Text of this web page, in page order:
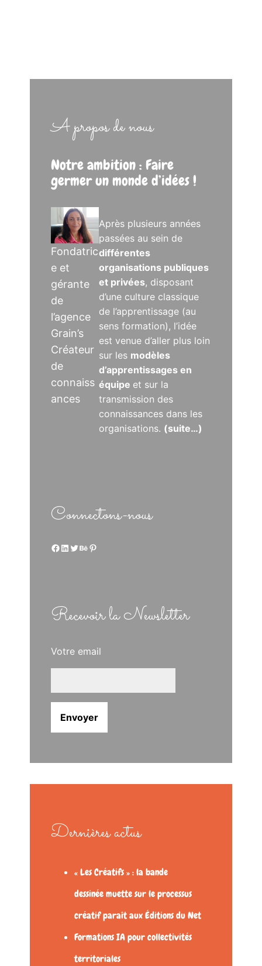
A propos de nous
Notre ambition : Faire
germer un monde d’idées !
Fondatric
e et
gérante
de
l’agence
Grain’s
Créateur
de
connaiss
ances
Après plusieurs années
passées au sein de
différentes
organisations publiques
et privées, disposant
d’une culture classique
de l’apprentissage (au
sens formation), l’idée
est venue d’aller plus loin
sur les modèles
d’apprentissages en
équipe et sur la
transmission des
connaissances dans les
organisations. (suite…)
Connectons-nous
Facebook LinkedIn Twitter Behance Pinterest
Recevoir la Newsletter
Votre email
Dernières actus
« Les Créatifs » : la bande
dessinée muette sur le processus
créatif paraît aux Éditions du Net
Formations IA pour collectivités
territoriales